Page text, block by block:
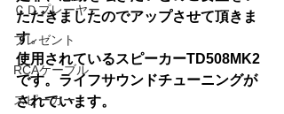
ＣＤプレーヤー
プレゼント
RCAケーブル
スピーカー
ただきましたのでアップさせて頂きま
す。
使用されているスピーカーTD508MK2
です。ライフサウンドチューニングが
されています。